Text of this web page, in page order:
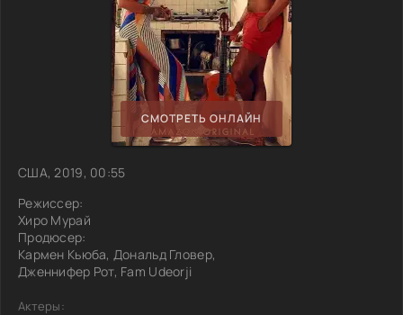
СМОТРЕТЬ ОНЛАЙН
США, 2019, 00:55
Режиссер:
Хиро Мурай
Продюсер:
Кармен Кьюба, Дональд Гловер,
Дженнифер Рот, Fam Udeorji
Актеры: